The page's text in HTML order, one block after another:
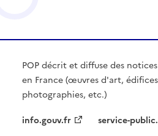
POP décrit et diffuse des
en France (œuvres d'art,
photographies, etc.)
info.gouv.fr
service-